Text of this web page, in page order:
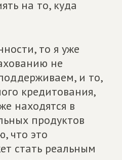
на то, куда
то я уже
не
и то,
кредитования,
находятся в
продуктов
что это
стать реальным